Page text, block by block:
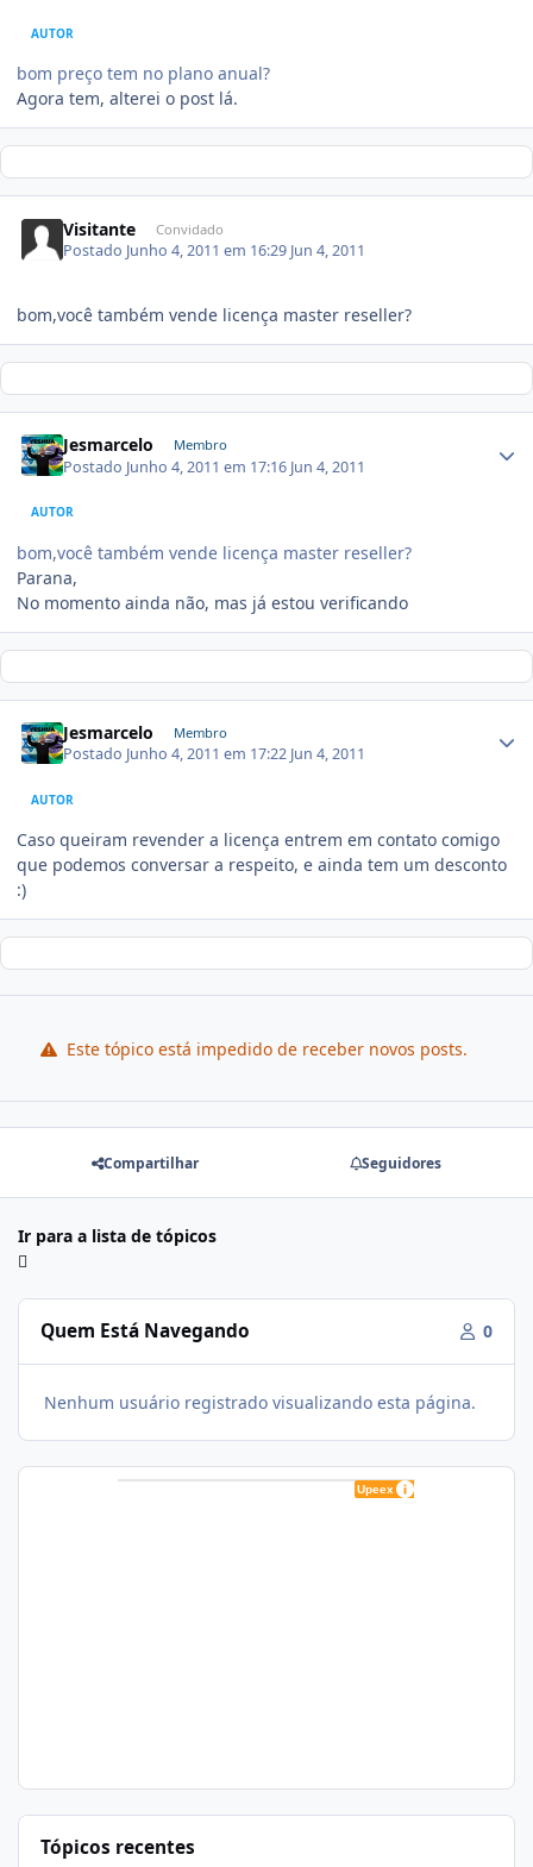
AUTOR
bom preço tem no plano anual?
Agora tem, alterei o post lá.
Visitante Convidado
Postado Junho 4, 2011 em 16:29 Jun 4, 2011
bom,você também vende licença master reseller?
Jesmarcelo Membro
Postado Junho 4, 2011 em 17:16 Jun 4, 2011
AUTOR
bom,você também vende licença master reseller?
Parana,
No momento ainda não, mas já estou verificando
Jesmarcelo Membro
Postado Junho 4, 2011 em 17:22 Jun 4, 2011
AUTOR
Caso queiram revender a licença entrem em contato comigo
que podemos conversar a respeito, e ainda tem um desconto
:)
Este tópico está impedido de receber novos posts.
Compartilhar Seguidores
Ir para a lista de tópicos
Quem Está Navegando 0
Nenhum usuário registrado visualizando esta página.
Tópicos recentes